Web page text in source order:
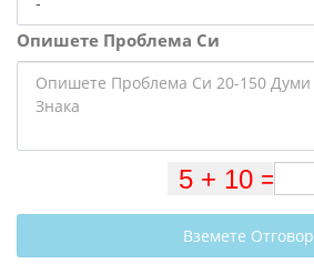
Опишете Проблема Си
Вземете Отговор